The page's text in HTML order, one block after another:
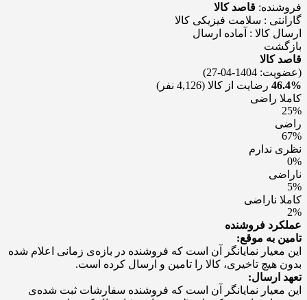
فروشنده: قاصد کالا
گارانتی : سلامت فيزيکی کالا
ارسال کالا : آماده ارسال
بازگشت
قاصد کالا
(عضویت: 1404-04-27)
46.4% رضایت از کالا (4,126 نفر)
کاملا راضی
25%
راضی
67%
نظری ندارم
0%
ناراضی
5%
کاملا ناراضی
2%
عملکرد فروشنده
تامین به موقع:
این معیار نمایانگر آن است که فروشنده در بازه‌ی زمانی اعلام شده
بدون هیچ تاخیری، کالا را تامین و ارسال کرده است.
تعهد ارسال:
این معیار نمایانگر آن است که فروشنده سفارشات ثبت شده‌ی